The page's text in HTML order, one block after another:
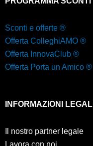
Sconti e offerte ®
Offerta ColleghiAMO ®
Offerta InnovaClub ®
Offerta Porta un Amico ®
INFORMAZIONI LEGALI
Il nostro partner legale
Lavora con noi